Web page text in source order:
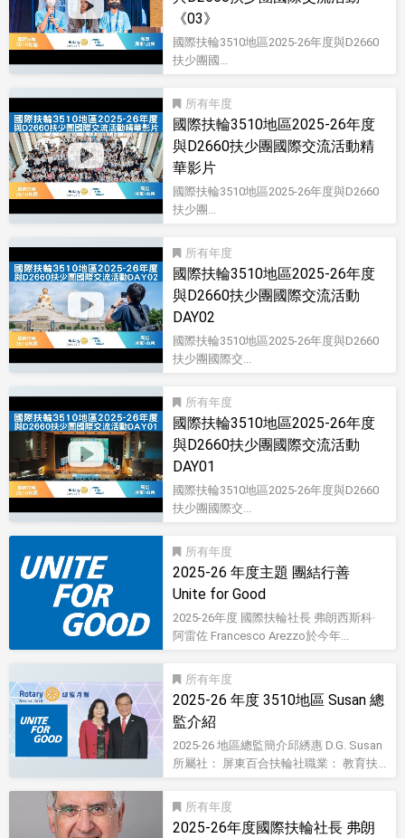
《03》
國際扶輪3510地區2025-26年度與D2660
扶少團國...
所有
國際扶輪3510地區2025-26年度
與D2660扶少團國際交流活動精
華影片
國際扶輪3510地區2025-26年度與D2660
扶少團...
所有
國際扶輪3510地區2025-26年度
與D2660扶少團國際交流活動
DAY02
國際扶輪3510地區2025-26年度與D2660
扶少團國際交...
影音型錄
所有
國際扶輪3510地區2025-26年度
與D2660扶少團國際交流活動
DAY01
國際扶輪3510地區2025-26年度與D2660
扶少團國際交...
所有
2025-26 年度主題 團結行善
Unite for Good
2025-26年度 國際扶輪社長 弗朗西斯科·
阿雷佐 Francesco Arezzo於今年...
所有
2025-26 年度 3510地區 Susan 總
監介紹
2025-26 地區總監簡介邱綉惠 D.G. Susan
所屬社： 屏東百合扶輪社職業： 教育扶...
所有
2025-26年度國際扶輪社長 弗朗